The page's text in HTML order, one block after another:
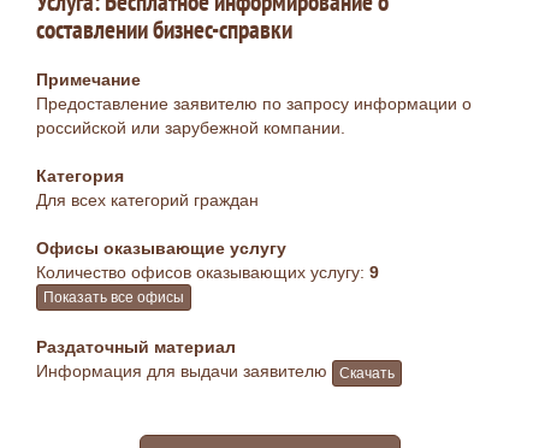
составлении бизнес-справки
Примечание
Предоставление заявителю по запросу информации о
российской или зарубежной компании.
Категория
Для всех категорий граждан
Офисы оказывающие услугу
Количество офисов оказывающих услугу: 9
Показать все офисы
Раздаточный материал
Информация для выдачи заявителю
Скачать